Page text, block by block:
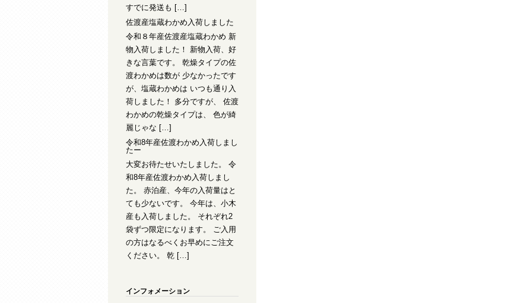
すでに発送も […]
佐渡産塩蔵わかめ入荷しました
令和８年産佐渡産塩蔵わかめ 新
物入荷しました！ 新物入荷、好
きな言葉です。 乾燥タイプの佐
渡わかめは数が 少なかったです
が、塩蔵わかめは いつも通り入
荷しました！ 多分ですが、 佐渡
わかめの乾燥タイプは、 色が綺
麗じゃな […]
令和8年産佐渡わかめ入荷しまし
たー
大変お待たせいたしました。 令
和8年産佐渡わかめ入荷しまし
た。 赤泊産、今年の入荷量はと
ても少ないです。 今年は、小木
産も入荷しました。 それぞれ2
袋ずつ限定になります。 ご入用
の方はなるべくお早めにご注文
ください。 乾 […]
インフォメーション